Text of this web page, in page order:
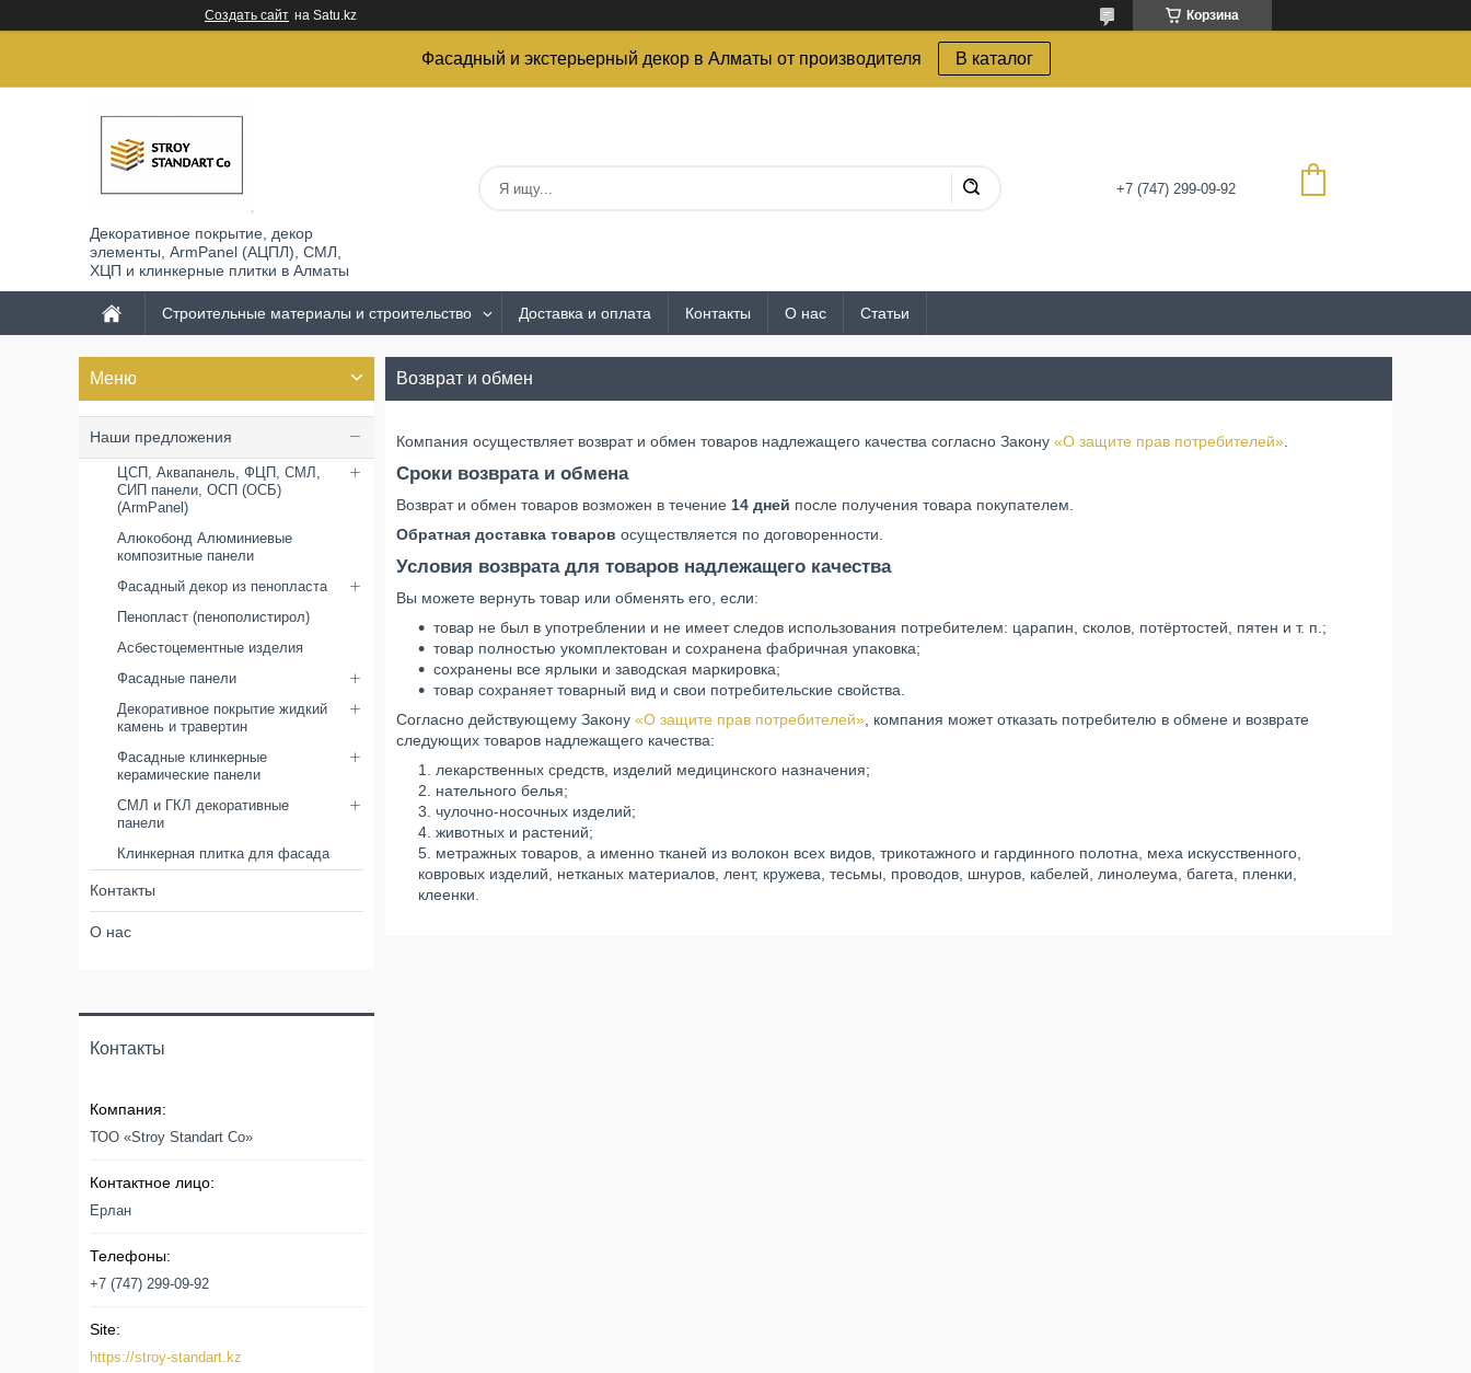
Создать сайт на Satu.kz Корзина
Фасадный и экстерьерный декор в Алматы от производителя В каталог
Декоративное покрытие, декор
элементы, ArmPanel (АЦПЛ), СМЛ,
ХЦП и клинкерные плитки в Алматы
+7 (747) 299-09-92
Строительные материалы и строительство Доставка и оплата Контакты О нас Статьи
Возврат и обмен
Компания осуществляет возврат и обмен товаров надлежащего качества согласно Закону «О защите прав потребителей»
Сроки возврата и обмена
Возврат и обмен товаров возможен в течение 14 дней после получения товара покупателем.
Обратная доставка товаров осуществляется по договоренности.
Условия возврата для товаров надлежащего качества
Вы можете вернуть товар или обменять его, если:
товар не был в употреблении и не имеет следов использования потребителем: царапин, сколов, потёртостей, пятен и т. п.;
товар полностью укомплектован и сохранена фабричная упаковка;
сохранены все ярлыки и заводская маркировка;
товар сохраняет товарный вид и свои потребительские свойства.
Согласно действующему Закону «О защите прав потребителей» , компания может отказать потребителю в обмене и возврате
следующих товаров надлежащего качества:
лекарственных средств, изделий медицинского назначения;
нательного белья;
чулочно-носочных изделий;
животных и растений;
метражных товаров, а именно тканей из волокон всех видов, трикотажного и гардинного полотна, меха искусственного,
ковровых изделий, нетканых материалов, лент, кружева, тесьмы, проводов, шнуров, кабелей, линолеума, багета, пленки,
клеенки.
Наши предложения
ЦСП, Аквапанель, ФЦП, СМЛ,
СИП панели, ОСП (ОСБ)
(ArmPanel)
Алюкобонд Алюминиевые
композитные панели
Фасадный декор из пенопласта
Пенопласт (пенополистирол)
Асбестоцементные изделия
Фасадные панели
Декоративное покрытие жидкий
камень и травертин
Фасадные клинкерные
керамические панели
СМЛ и ГКЛ декоративные
панели
Клинкерная плитка для фасада
Контакты
О нас
Контакты
ТОО «Stroy Standart Co»
Ерлан
+7 (747) 299-09-92
https://stroy-standart.kz